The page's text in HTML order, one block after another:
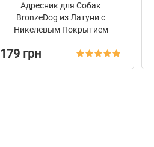
Адресник для Собак
BronzeDog из Латуни с
Никелевым Покрытием
179 грн